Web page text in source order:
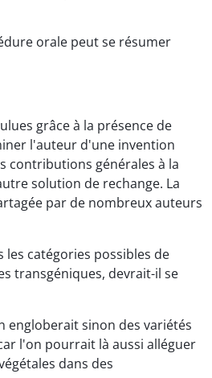
orale peut se résumer
grâce à la présence de
l'auteur d'une invention
contributions générales à la
solution de rechange. La
par de nombreux auteurs
catégories possibles de
transgéniques, devrait-il se
engloberait sinon des variétés
l'on pourrait là aussi alléguer
dans des